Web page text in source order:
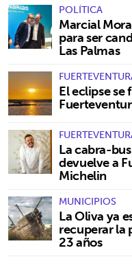
POLÍTICA
Marcial
para ser
Las Palmas
El eclipse
La cabra-
devuelve a
Michelin
MUNICIPIOS
La Oliva ya
recuperar la
23 años